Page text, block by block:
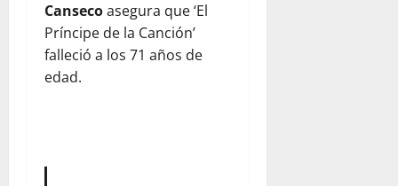
Cansecoasegura que ‘El
Príncipe de la Canción’
falleció a los 71 años de
edad.